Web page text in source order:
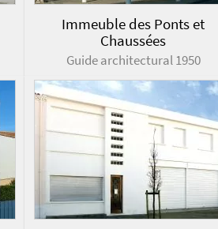
Immeuble des Ponts et
Chaussées
Guide architectural 1950